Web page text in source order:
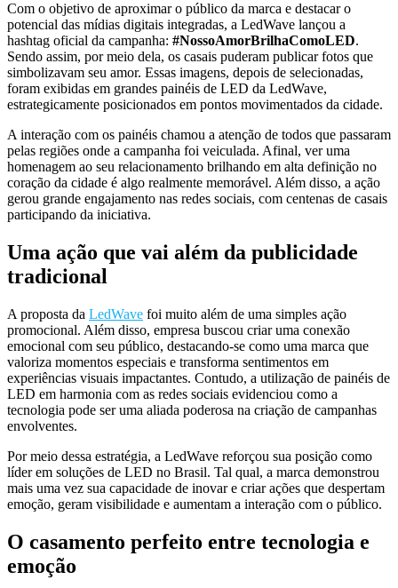
Com o objetivo de aproximar o público da marca e destacar o
potencial das mídias digitais integradas, a LedWave lançou a
hashtag oficial da campanha: #NossoAmorBrilhaComoLED.
Sendo assim, por meio dela, os casais puderam publicar fotos que
simbolizavam seu amor. Essas imagens, depois de selecionadas,
foram exibidas em grandes painéis de LED da LedWave,
estrategicamente posicionados em pontos movimentados da cidade.
A interação com os painéis chamou a atenção de todos que passaram
pelas regiões onde a campanha foi veiculada. Afinal, ver uma
homenagem ao seu relacionamento brilhando em alta definição no
coração da cidade é algo realmente memorável. Além disso, a ação
gerou grande engajamento nas redes sociais, com centenas de casais
participando da iniciativa.
Uma ação que vai além da publicidade
tradicional
A proposta da LedWave foi muito além de uma simples ação
promocional. Além disso, empresa buscou criar uma conexão
emocional com seu público, destacando-se como uma marca que
valoriza momentos especiais e transforma sentimentos em
experiências visuais impactantes. Contudo, a utilização de painéis de
LED em harmonia com as redes sociais evidenciou como a
tecnologia pode ser uma aliada poderosa na criação de campanhas
envolventes.
Por meio dessa estratégia, a LedWave reforçou sua posição como
líder em soluções de LED no Brasil. Tal qual, a marca demonstrou
mais uma vez sua capacidade de inovar e criar ações que despertam
emoção, geram visibilidade e aumentam a interação com o público.
O casamento perfeito entre tecnologia e
emoção